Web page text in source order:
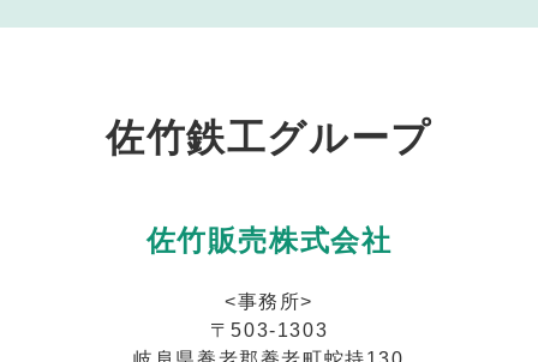
佐竹鉄工グループ
佐竹販売株式会社
<事務所>
〒503-1303